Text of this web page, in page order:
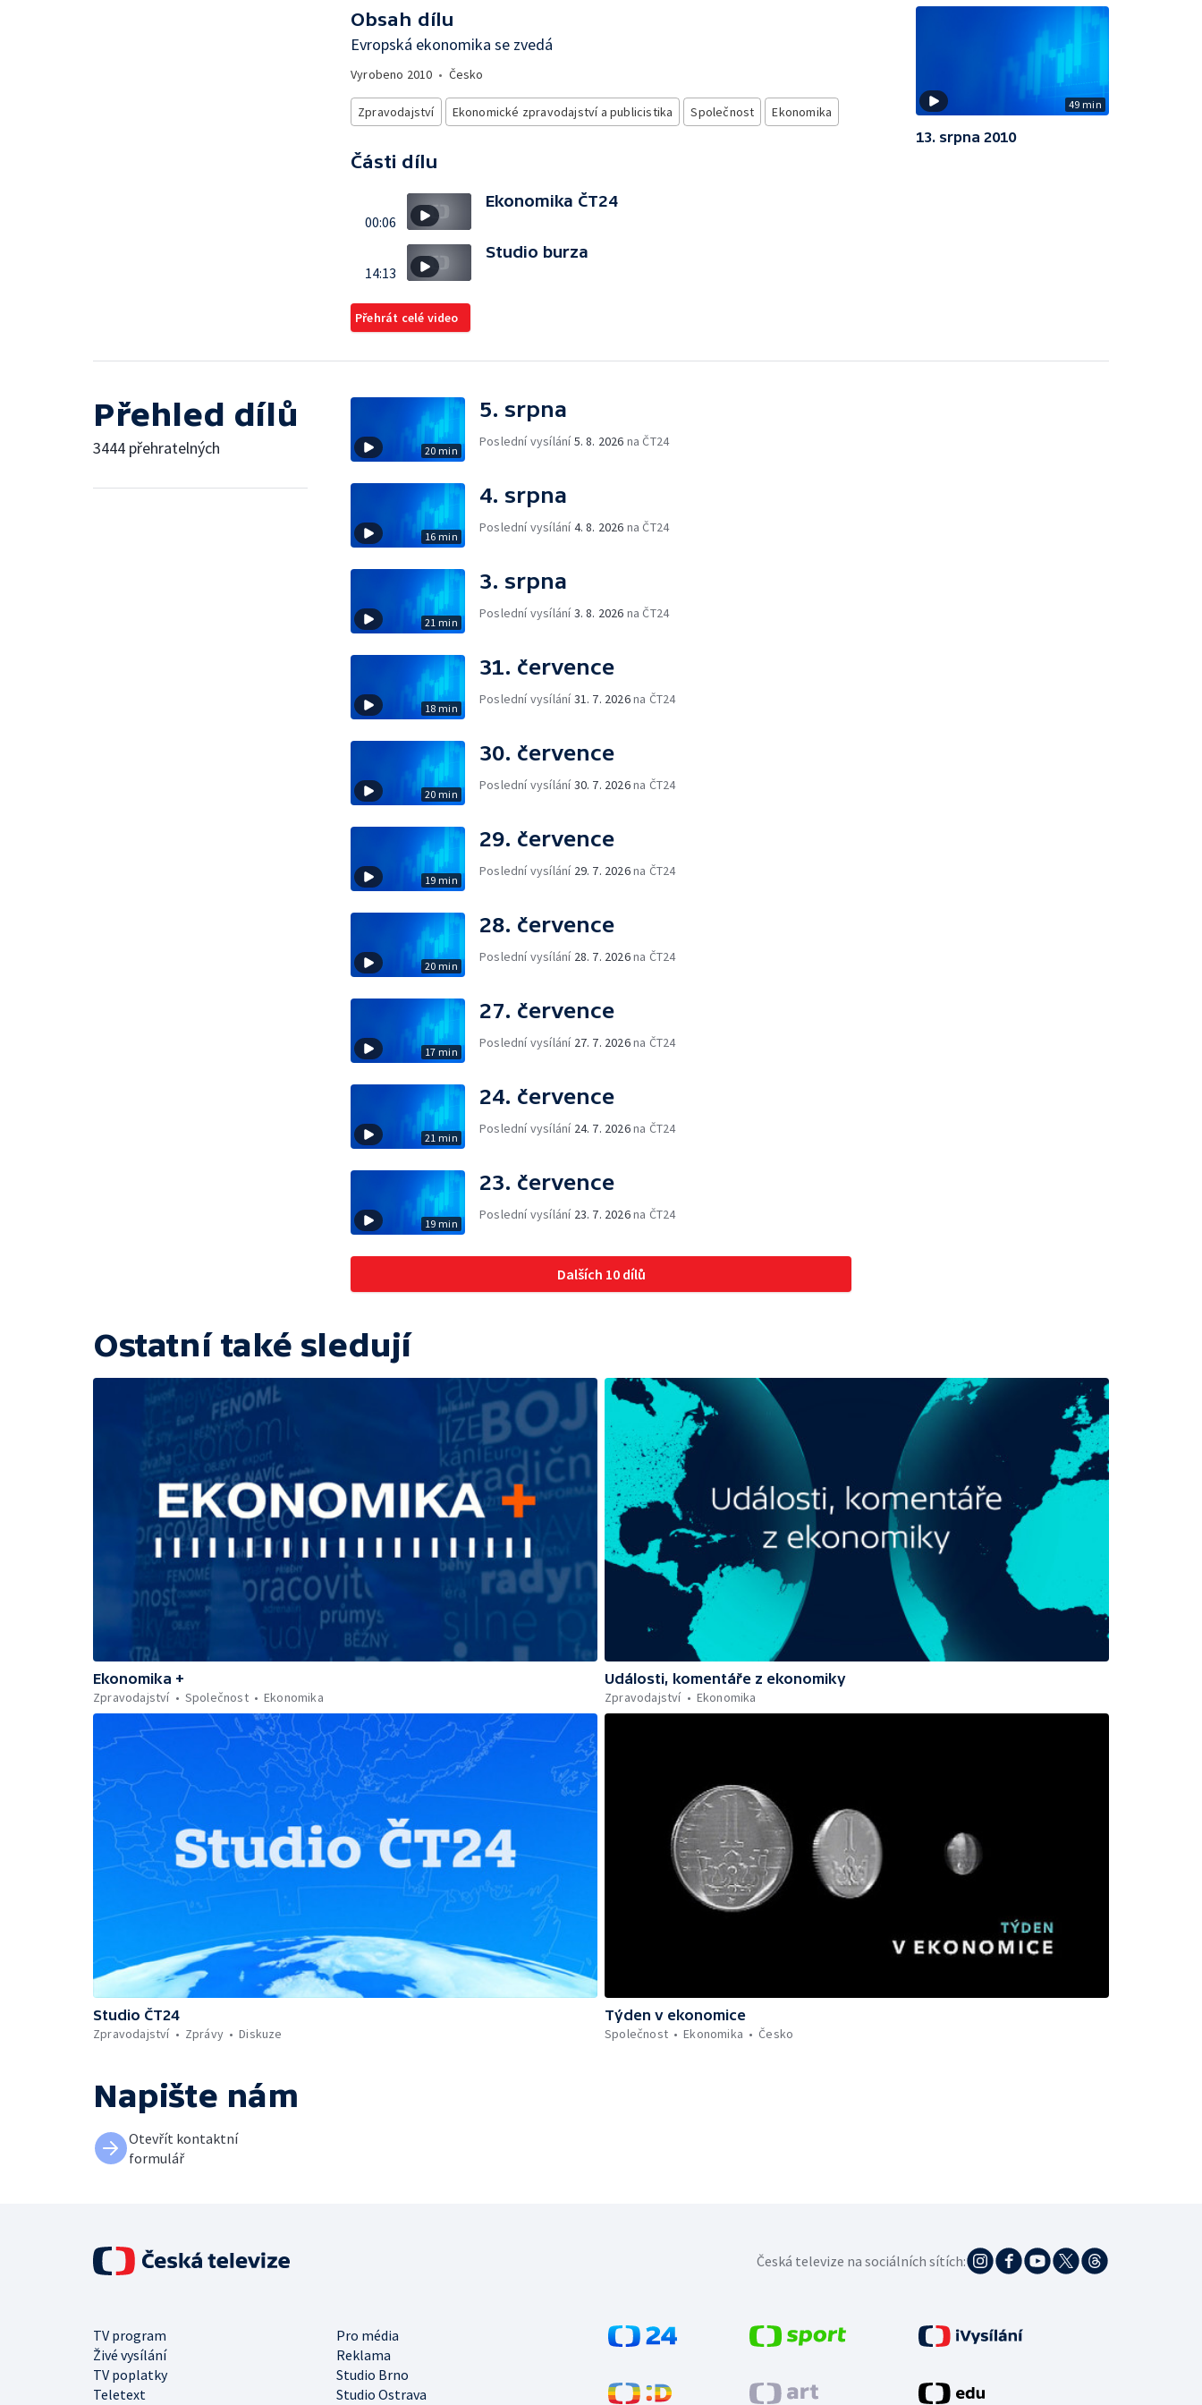
Obsah dílu
Evropská ekonomika se zvedá
Vyrobeno 2010 • Česko
Zpravodajství Ekonomické zpravodajství a publicistika Společnost Ekonomika
Části dílu
00:06
Ekonomika ČT24
14:13
Studio burza
Přehrát celé video
49 min
13. srpna 2010
Přehled dílů
3444 přehratelných 20 min
5. srpna
Poslední vysílání5. 8. 2026 na ČT24
16 min
4. srpna
Poslední vysílání4. 8. 2026 na ČT24
21 min
3. srpna
Poslední vysílání3. 8. 2026 na ČT24
18 min
31. července
Poslední vysílání31. 7. 2026na ČT24
20 min
30. července
Poslední vysílání30. 7. 2026na ČT24
19 min
29. července
Poslední vysílání 29. 7. 2026na ČT24
20 min
28. července
Poslední vysílání 28. 7. 2026na ČT24
17 min
27. července
Poslední vysílání 27. 7. 2026na ČT24
21 min
24. července
Poslední vysílání 24. 7. 2026na ČT24
19 min
23. července
Poslední vysílání 23. 7. 2026na ČT24
Dalších 10 dílů
Ostatní také sledují
Ekonomika +
Zpravodajství
Společnost Ekonomika
Události, komentáře z ekonomiky
Zpravodajství
Ekonomika
Studio ČT24
Zpravodajství
Zprávy Diskuze
Týden v ekonomice
Společnost
Ekonomika Česko
Napište nám
Otevřít kontaktní
formulář
TV program
Pro média
Živé vysílání
Reklama
TV poplatky
Studio Brno
Teletext
Studio Ostrava
Česká televize na sociálních sítích: